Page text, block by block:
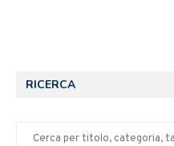
RICERCA